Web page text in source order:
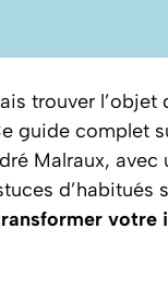
trouver l’objet
guide complet
Malraux,
d’habitués
votre